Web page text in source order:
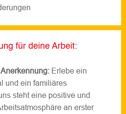
für deine Arbeit:
Erlebe ein
und ein familiäres
steht eine positive und
an erster